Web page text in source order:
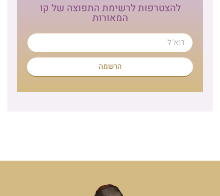
להצטרפות לרשימת התפוצה של קו
המאורות
הרשמה